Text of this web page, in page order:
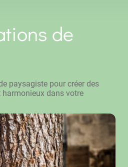
de
paysagiste pour créer des
dans votre